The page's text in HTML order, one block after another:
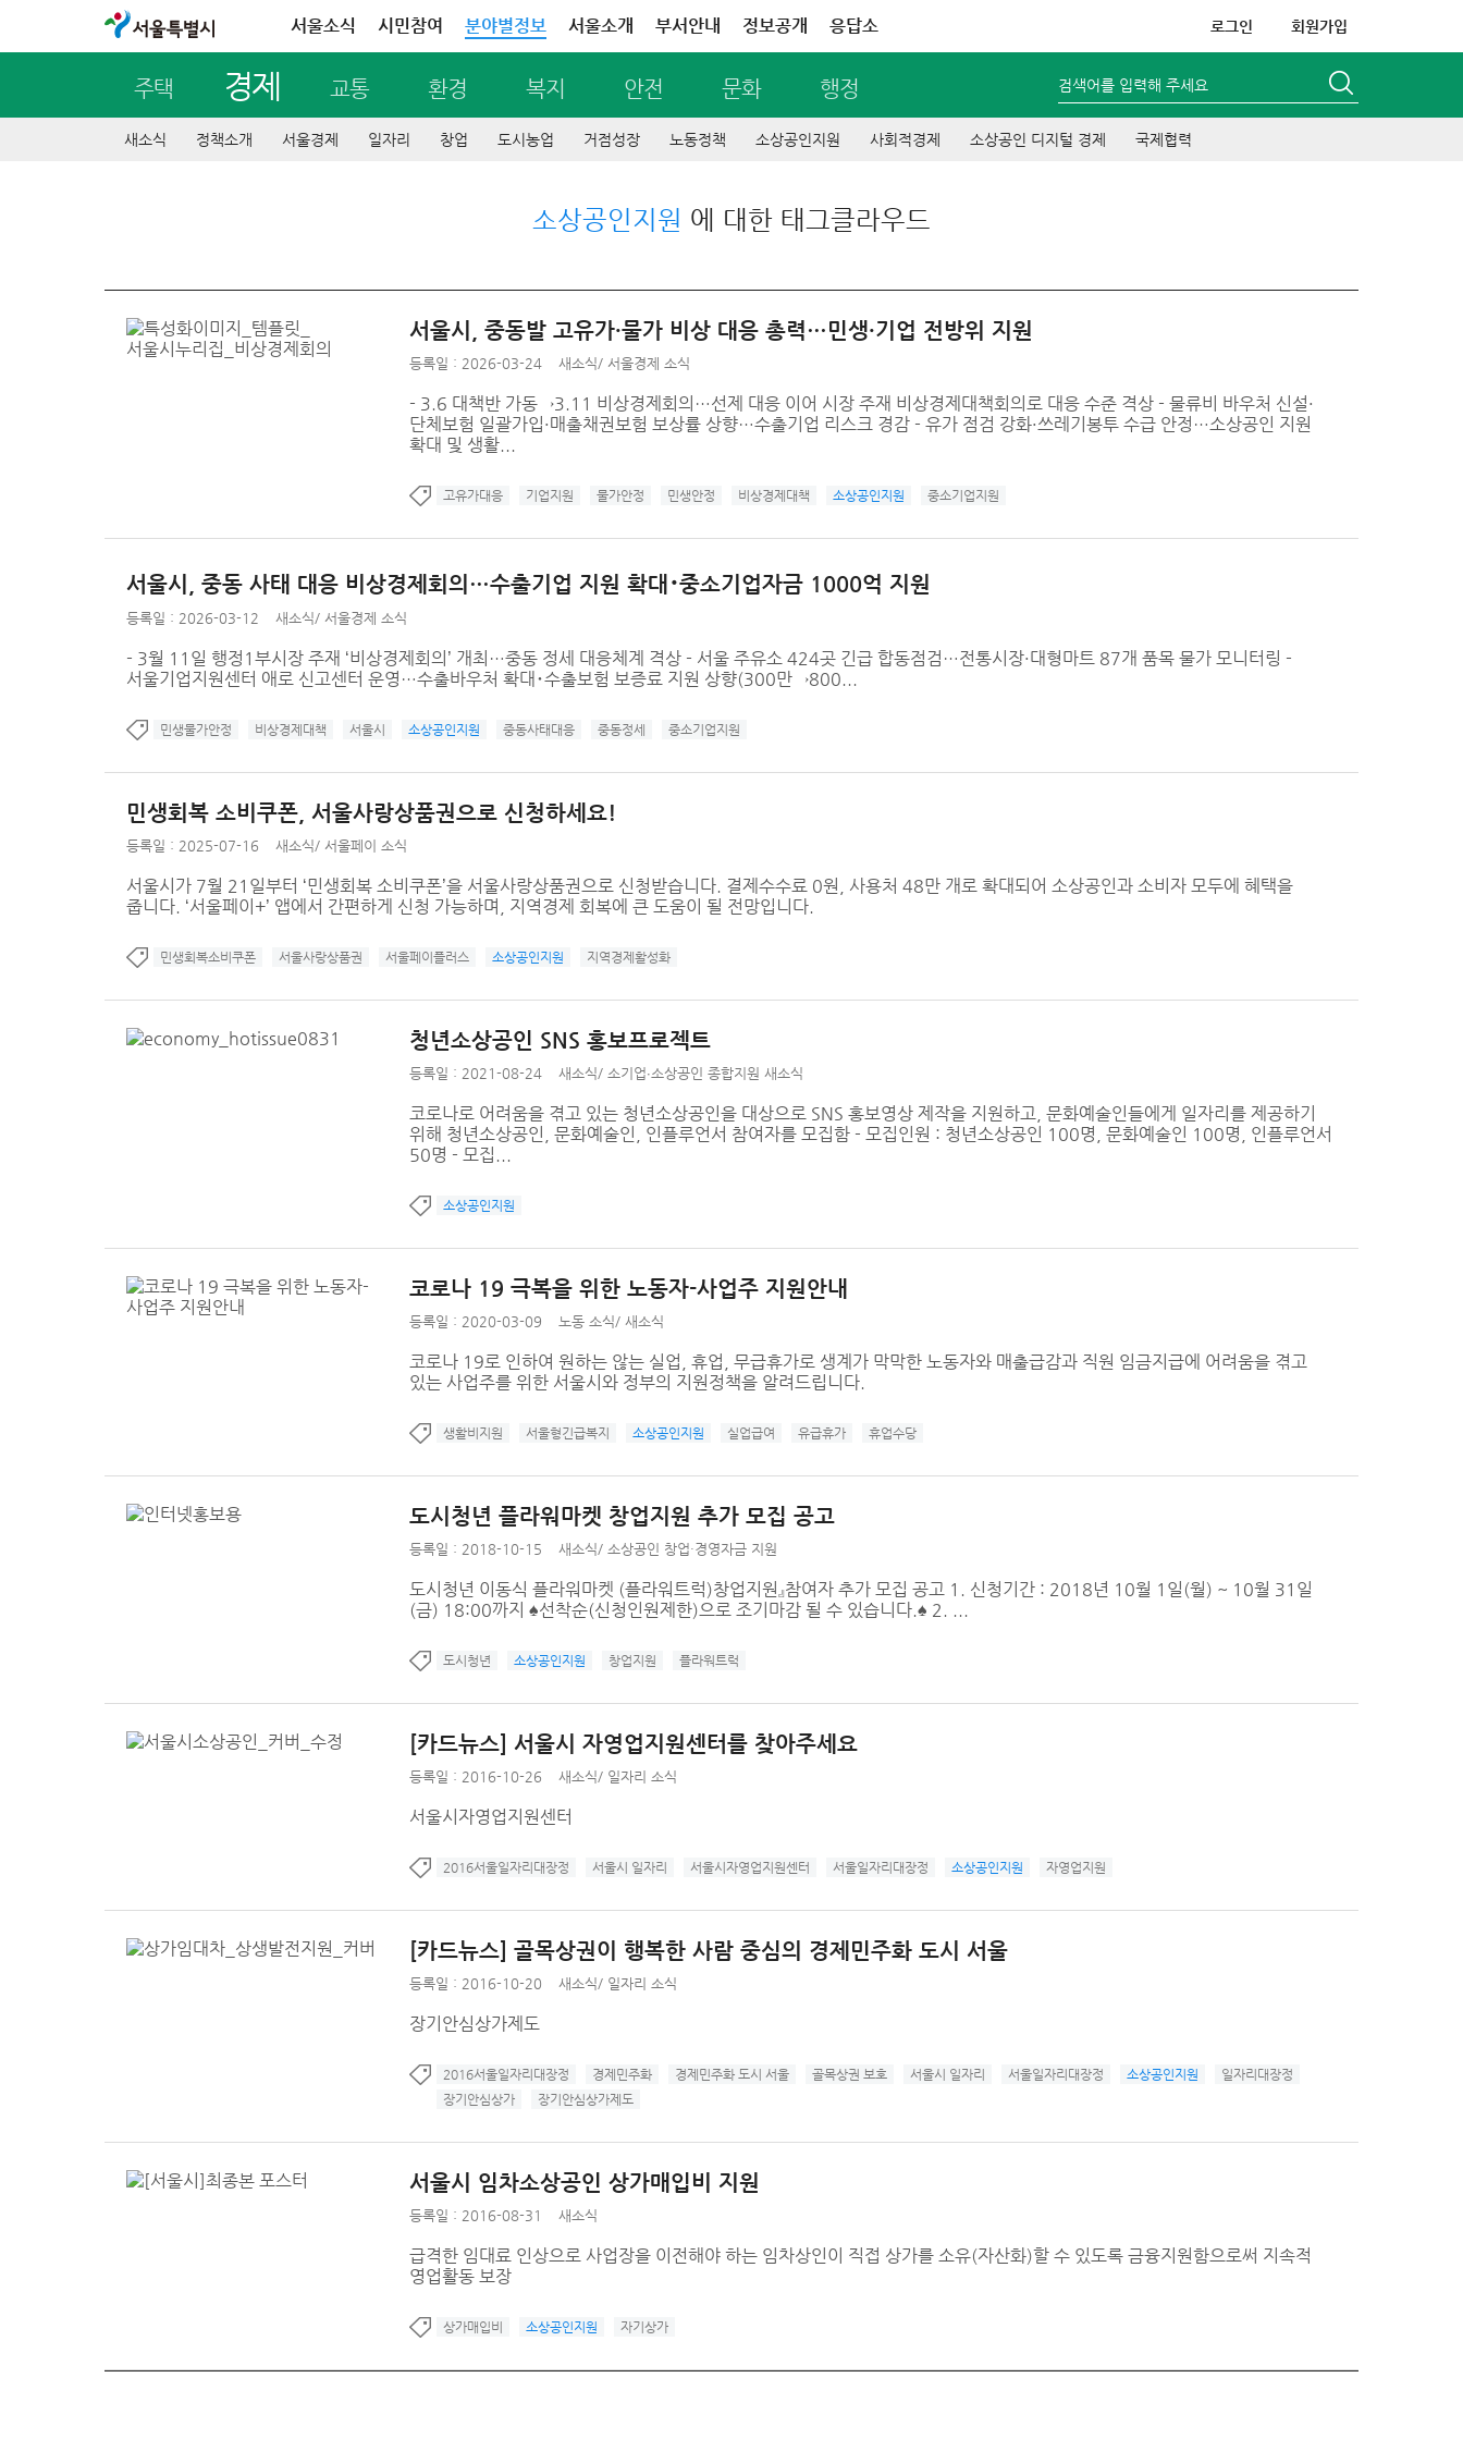
서울특별시 서울소식 시민참여 분야별정보 서울소개 부서안내 정보공개 응답소 로그인 회원가입
주택 경제 교통 환경 복지 안전 문화 행정 검색어를 입력해 주세요
새소식 정책소개 서울경제 일자리 창업 도시농업 거점성장 노동정책 소상공인지원 사회적경제 소상공인 디지털 경제 국제협력
소상공인지원 에 대한 태그클라우드
서울시, 중동발 고유가·물가 비상 대응 총력…민생·기업 전방위 지원
등록일 : 2026-03-24 새소식/ 서울경제 소식
- 3.6 대책반 가동→3.11 비상경제회의…선제 대응 이어 시장 주재 비상경제대책회의로 대응 수준 격상 - 물류비 바우처 신설·
단체보험 일괄가입·매출채권보험 보상률 상향…수출기업 리스크 경감 - 유가 점검 강화·쓰레기봉투 수급 안정…소상공인 지원
확대 및 생활...
고유가대응 기업지원 물가안정 민생안정 비상경제대책 소상공인지원 중소기업지원
서울시, 중동 사태 대응 비상경제회의…수출기업 지원 확대･중소기업자금 1000억 지원
등록일 : 2026-03-12 새소식/ 서울경제 소식
- 3월 11일 행정1부시장 주재 ‘비상경제회의’ 개최…중동 정세 대응체계 격상 - 서울 주유소 424곳 긴급 합동점검…전통시장·대형마트 87개 품목 물가 모니터링 -
서울기업지원센터 애로 신고센터 운영…수출바우처 확대･수출보험 보증료 지원 상향(300만→800...
민생물가안정 비상경제대책 서울시 소상공인지원 중동사태대응 중동정세 중소기업지원
민생회복 소비쿠폰, 서울사랑상품권으로 신청하세요!
등록일 : 2025-07-16 새소식/ 서울페이 소식
서울시가 7월 21일부터 ‘민생회복 소비쿠폰’을 서울사랑상품권으로 신청받습니다. 결제수수료 0원, 사용처 48만 개로 확대되어 소상공인과 소비자 모두에 혜택을
줍니다. ‘서울페이+’ 앱에서 간편하게 신청 가능하며, 지역경제 회복에 큰 도움이 될 전망입니다.
민생회복소비쿠폰 서울사랑상품권 서울페이플러스 소상공인지원 지역경제활성화
청년소상공인 SNS 홍보프로젝트
등록일 : 2021-08-24 새소식/ 소기업∙소상공인 종합지원 새소식
코로나로 어려움을 겪고 있는 청년소상공인을 대상으로 SNS 홍보영상 제작을 지원하고, 문화예술인들에게 일자리를 제공하기
위해 청년소상공인, 문화예술인, 인플루언서 참여자를 모집함 - 모집인원 : 청년소상공인 100명, 문화예술인 100명, 인플루언서
50명 - 모집...
소상공인지원
코로나 19 극복을 위한 노동자-사업주 지원안내
등록일 : 2020-03-09 노동 소식/ 새소식
코로나 19로 인하여 원하는 않는 실업, 휴업, 무급휴가로 생계가 막막한 노동자와 매출급감과 직원 임금지급에 어려움을 겪고
있는 사업주를 위한 서울시와 정부의 지원정책을 알려드립니다.
생활비지원 서울형긴급복지 소상공인지원 실업급여 유급휴가 휴업수당
도시청년 플라워마켓 창업지원 추가 모집 공고
등록일 : 2018-10-15 새소식/ 소상공인 창업·경영자금 지원
도시청년 이동식 플라워마켓 (플라워트럭)창업지원』참여자 추가 모집 공고 1. 신청기간 : 2018년 10월 1일(월) ~ 10월 31일
(금) 18:00까지 ♠선착순(신청인원제한)으로 조기마감 될 수 있습니다.♠ 2. ...
도시청년 소상공인지원 창업지원 플라워트럭
[카드뉴스] 서울시 자영업지원센터를 찾아주세요
등록일 : 2016-10-26 새소식/ 일자리 소식
서울시자영업지원센터
2016서울일자리대장정 서울시 일자리 서울시자영업지원센터 서울일자리대장정 소상공인지원 자영업지원
[카드뉴스] 골목상권이 행복한 사람 중심의 경제민주화 도시 서울
등록일 : 2016-10-20 새소식/ 일자리 소식
장기안심상가제도
2016서울일자리대장정 경제민주화 경제민주화 도시 서울 골목상권 보호 서울시 일자리 서울일자리대장정 소상공인지원
일자리대장정
장기안심상가
장기안심상가제도
서울시 임차소상공인 상가매입비 지원
등록일 : 2016-08-31 새소식
급격한 임대료 인상으로 사업장을 이전해야 하는 임차상인이 직접 상가를 소유(자산화)할 수 있도록 금융지원함으로써 지속적
영업활동 보장
상가매입비 소상공인지원 자기상가